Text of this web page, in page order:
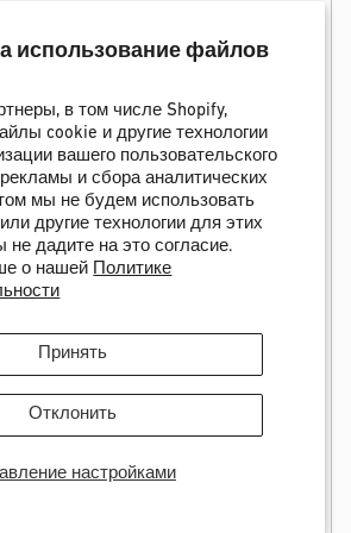
использование файлов
в том числе Shopify,
cookie и другие технологии
вашего пользовательского
и сбора аналитических
мы не будем использовать
другие технологии для этих
не дадите на это согласие.
о нашей Политике
настройками
Принять
Отклонить
автоматически.)